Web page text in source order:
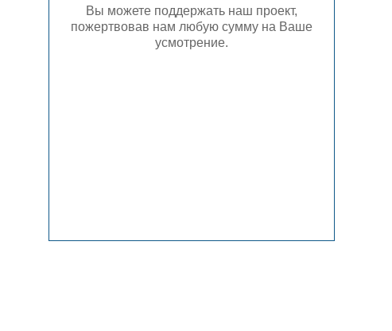
Вы можете поддержать наш проект,
пожертвовав нам любую сумму на Ваше
усмотрение.